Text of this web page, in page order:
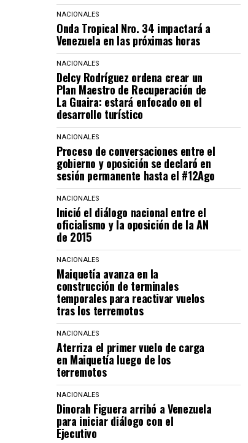
NACIONALES
Onda Tropical Nro. 34 impactará a
Venezuela en las próximas horas
NACIONALES
Delcy Rodríguez ordena crear un
Plan Maestro de Recuperación de
La Guaira: estará enfocado en el
desarrollo turístico
NACIONALES
Proceso de conversaciones entre el
gobierno y oposición se declaró en
sesión permanente hasta el #12Ago
NACIONALES
Inició el diálogo nacional entre el
oficialismo y la oposición de la AN
de 2015
NACIONALES
Maiquetía avanza en la
construcción de terminales
temporales para reactivar vuelos
tras los terremotos
NACIONALES
Aterriza el primer vuelo de carga
en Maiquetía luego de los
terremotos
NACIONALES
Dinorah Figuera arribó a Venezuela
para iniciar diálogo con el
Ejecutivo